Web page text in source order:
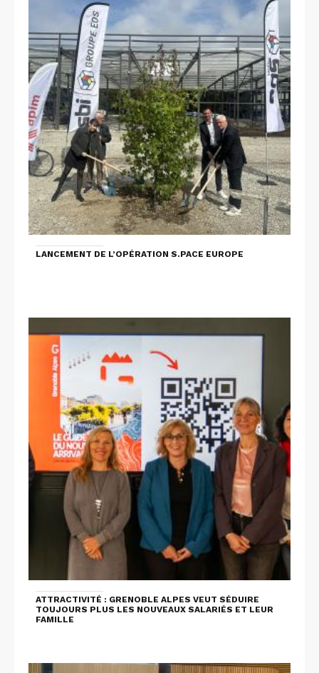
LANCEMENT DE L’OPÉRATION S.PACE EUROPE
ATTRACTIVITÉ : GRENOBLE ALPES VEUT SÉDUIRE
TOUJOURS PLUS LES NOUVEAUX SALARIÉS ET LEUR
FAMILLE